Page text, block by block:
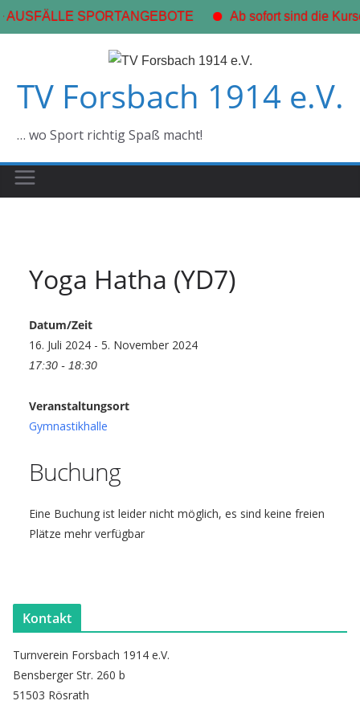
SPORTANGEBOTE Ab sofort sind die
springen
TV Forsbach 1914 e.V.
… wo Sport richtig Spaß macht!
Yoga Hatha (YD7)
Datum/Zeit
16. Juli 2024 - 5. November 2024
17:30 - 18:30
Veranstaltungsort
Gymnastikhalle
Buchung
Eine Buchung ist leider nicht möglich, es sind keine freien
Plätze mehr verfügbar
Kontakt
Turnverein Forsbach 1914 e.V.
Bensberger Str. 260 b
51503 Rösrath